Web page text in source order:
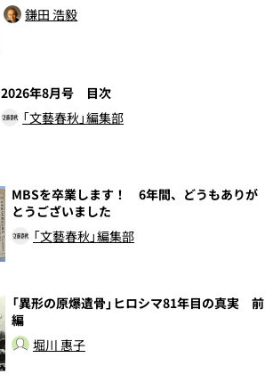
鎌田 浩毅
2026年8月号 目次
「文藝春秋」編集部
MBSを卒業します！ 6年間、どうもありが
とうございました
「文藝春秋」編集部
「異形の原爆遺骨」ヒロシマ81年目の真実 前
編
堀川 惠子